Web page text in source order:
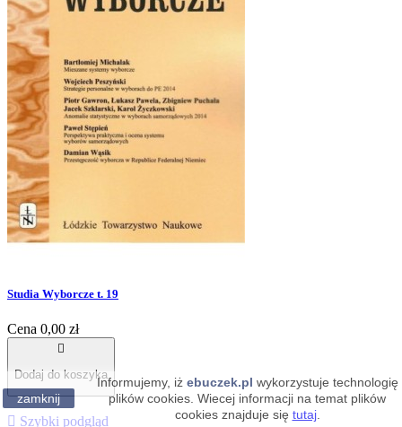
Studia Wyborcze t. 19
Cena 0,00 zł

Dodaj do koszyka
 Szybki podgląd
zamknij
Informujemy, iż ebuczek.pl wykorzystuje technologię
plików cookies. Wiecej informacji na temat plików
cookies znajduje się tutaj.